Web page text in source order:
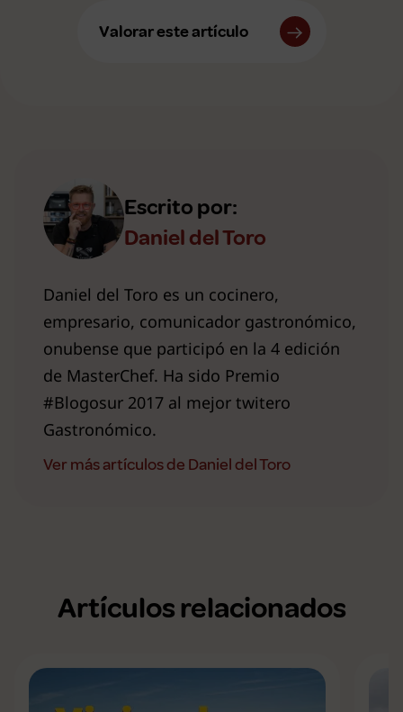
Valorar este artículo
Escrito por:
Daniel del Toro
Daniel del Toro es un cocinero,
empresario, comunicador gastronómico,
onubense que participó en la 4 edición
de MasterChef. Ha sido Premio
#Blogosur 2017 al mejor twitero
Gastronómico.
Ver más artículos de Daniel del Toro
Artículos relacionados